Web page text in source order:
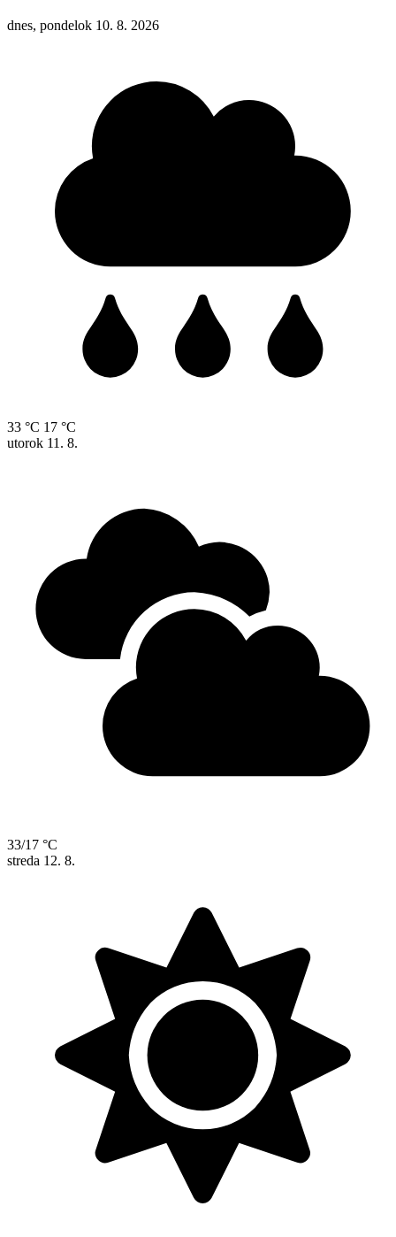
dnes, pondelok 10. 8. 2026
33 °C 17 °C
utorok 11. 8.
33/17 °C
streda 12. 8.